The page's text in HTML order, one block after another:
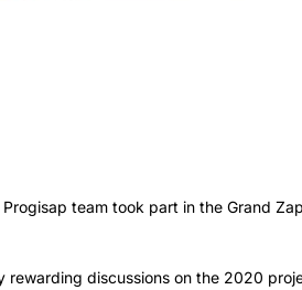
team took part in the Grand
rewarding discussions on the 2020